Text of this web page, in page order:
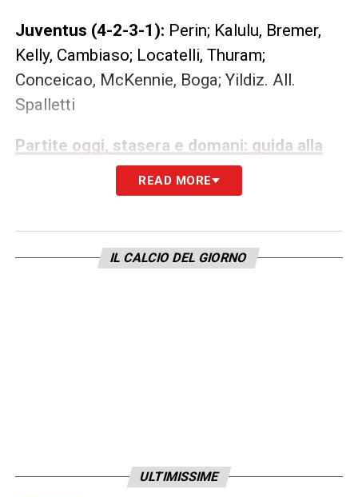
Juventus (4-2-3-1): Perin; Kalulu, Bremer,
Kelly, Cambiaso; Locatelli, Thuram;
Conceicao, McKennie, Boga; Yildiz. All.
Spalletti
Partite oggi, stasera e domani: guida alla
AUDIO)
READ MORE
IL CALCIO DEL GIORNO
ULTIMISSIME